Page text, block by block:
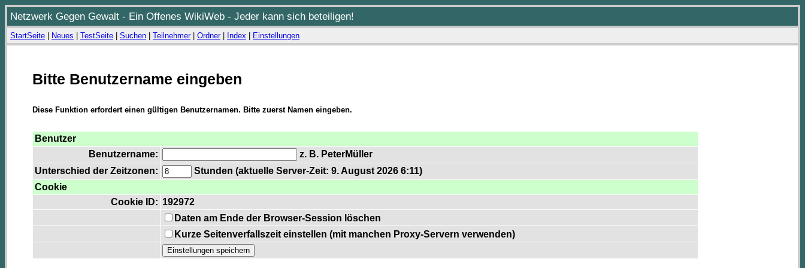
Netzwerk Gegen Gewalt - Ein Offenes WikiWeb - Jeder kann sich beteiligen!
StartSeite Neues TestSeite Suchen Teilnehmer| Ordner| Index Einstellungen
Bitte Benutzername eingeben
Diese Funktion erfordert einen gültigen Benutzernamen. Bitte zuerst Namen eingeben.
Benutzer
Benutzername:
z. B. PeterMüller
Unterschied der Zeitzonen:
Stunden (aktuelle Server-Zeit: 9. August 2026 6:11)
Cookie
Cookie ID: 192972
Daten am Ende der Browser-Session löschen
Kurze Seitenverfallszeit einstellen (mit manchen Proxy-Servern verwenden)